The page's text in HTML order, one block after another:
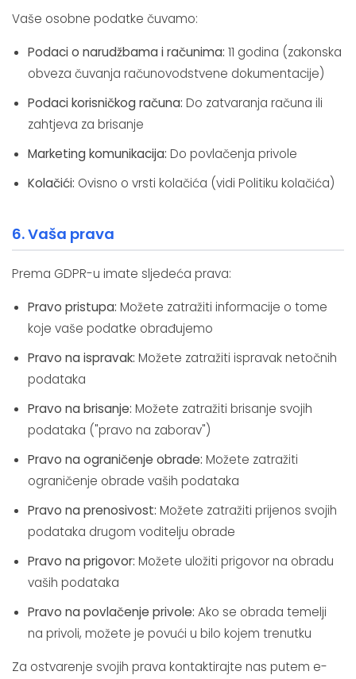
Vaše osobne podatke čuvamo:
Podaci o narudžbama i računima: 11 godina (zakonska
obveza čuvanja računovodstvene dokumentacije)
Podaci korisničkog računa: Do zatvaranja računa ili
zahtjeva za brisanje
Marketing komunikacija: Do povlačenja privole
Kolačići: Ovisno o vrsti kolačića (vidi Politiku kolačića)
6. Vaša prava
Prema GDPR-u imate sljedeća prava:
Pravo pristupa: Možete zatražiti informacije o tome
koje vaše podatke obrađujemo
Pravo na ispravak: Možete zatražiti ispravak netočnih
podataka
Pravo na brisanje: Možete zatražiti brisanje svojih
podataka ("pravo na zaborav")
Pravo na ograničenje obrade: Možete zatražiti
ograničenje obrade vaših podataka
Pravo na prenosivost: Možete zatražiti prijenos svojih
podataka drugom voditelju obrade
Pravo na prigovor: Možete uložiti prigovor na obradu
vaših podataka
Pravo na povlačenje privole: Ako se obrada temelji
na privoli, možete je povući u bilo kojem trenutku
Za ostvarenje svojih prava kontaktirajte nas putem e-